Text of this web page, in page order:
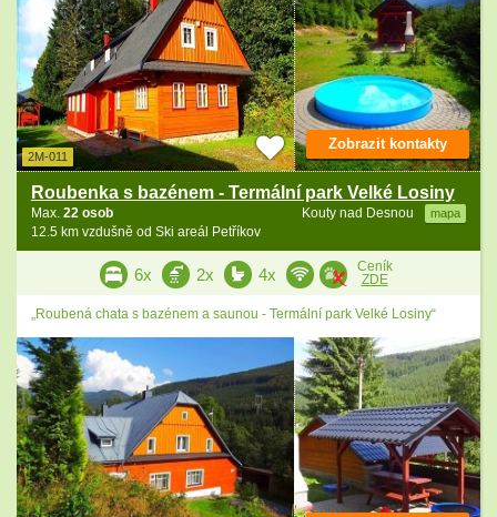
2M-011
Roubenka s bazénem - Termální park Velké Losiny
Kouty nad Desnou mapa
Max. 22 osob
12.5 km vzdušně od Ski areál Petříkov
Zobrazit kontakty
6x 2x 4x
Ceník
ZDE
„Roubená chata s bazénem a saunou - Termální park Velké Losiny“